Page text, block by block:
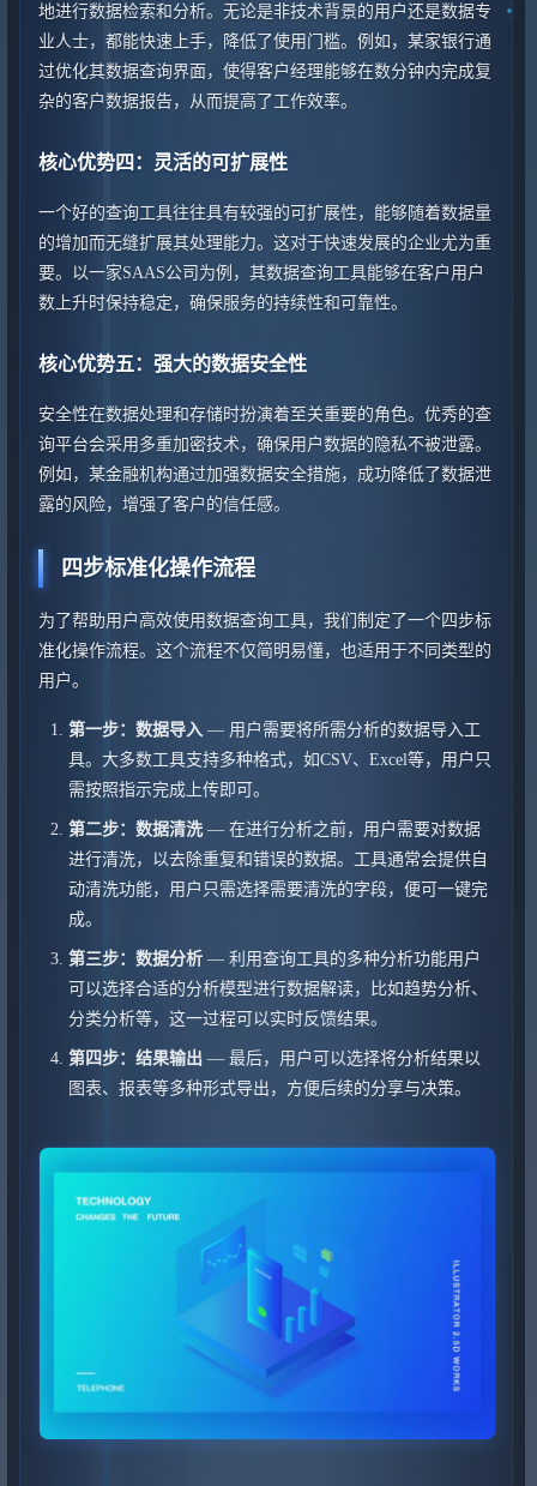
地进行数据检索和分析。无论是非技术背景的用户还是数据专
业人士，都能快速上手，降低了使用门槛。例如，某家银行通
过优化其数据查询界面，使得客户经理能够在数分钟内完成复
杂的客户数据报告，从而提高了工作效率。
核心优势四：灵活的可扩展性
一个好的查询工具往往具有较强的可扩展性，能够随着数据量
的增加而无缝扩展其处理能力。这对于快速发展的企业尤为重
要。以一家SAAS公司为例，其数据查询工具能够在客户用户
数上升时保持稳定，确保服务的持续性和可靠性。
核心优势五：强大的数据安全性
安全性在数据处理和存储时扮演着至关重要的角色。优秀的查
询平台会采用多重加密技术，确保用户数据的隐私不被泄露。
例如，某金融机构通过加强数据安全措施，成功降低了数据泄
露的风险，增强了客户的信任感。
四步标准化操作流程
为了帮助用户高效使用数据查询工具，我们制定了一个四步标
准化操作流程。这个流程不仅简明易懂，也适用于不同类型的
用户。
第一步：数据导入 — 用户需要将所需分析的数据导入工
具。大多数工具支持多种格式，如CSV、Excel等，用户只
需按照指示完成上传即可。
第二步：数据清洗 — 在进行分析之前，用户需要对数据
进行清洗，以去除重复和错误的数据。工具通常会提供自
动清洗功能，用户只需选择需要清洗的字段，便可一键完
成。
第三步：数据分析 — 利用查询工具的多种分析功能用户
可以选择合适的分析模型进行数据解读，比如趋势分析、
分类分析等，这一过程可以实时反馈结果。
第四步：结果输出 — 最后，用户可以选择将分析结果以
图表、报表等多种形式导出，方便后续的分享与决策。